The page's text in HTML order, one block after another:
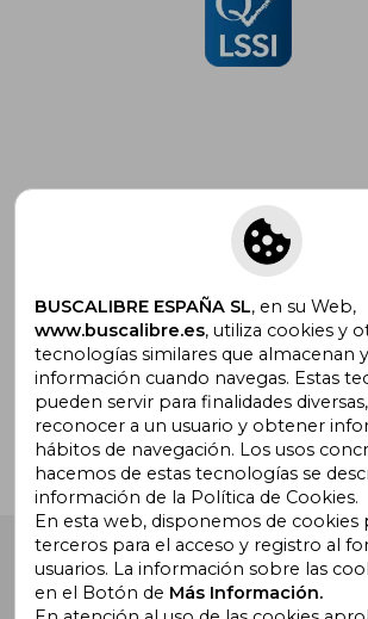
Suscríbete para recibir ofertas
promociones
¿Necesitas ayuda?
Buscalibre España . Calle Energía, 65, Nave 3
Cornellà de Llobregat, Barcelona. Derechos
BUSCALIBRE ESPAÑA SL, en su Web,
www.buscalibre.es, utiliza cookies y
tecnologías similares que almacenan
información cuando navegas. Estas
pueden servir para finalidades
reconocer a un usuario y obtener
hábitos de navegación. Los usos
hacemos de estas tecnologías se
información de la Política de Cookies.
En esta web, disponemos de cookies
terceros para el acceso y registro al
usuarios. La información sobre las
en el Botón de Más Información.